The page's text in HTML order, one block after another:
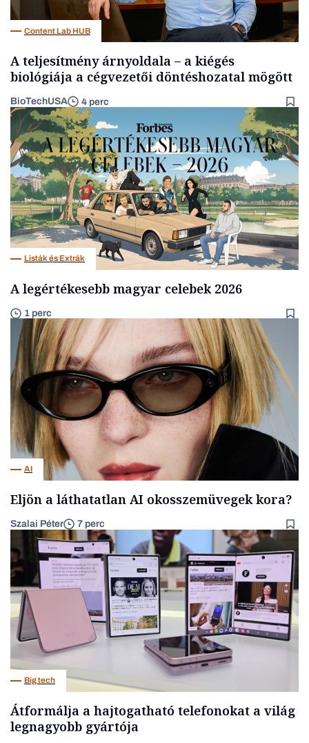
Content Lab HUB
A teljesítmény árnyoldala – a kiégés
biológiája a cégvezetői döntéshozatal mögött
BioTechUSA 4 perc
Listák és Extrák
A legértékesebb magyar celebek 2026
1 perc
AI
Eljön a láthatatlan AI okosszemüvegek kora?
Szalai Péter 7 perc
Big tech
Átformálja a hajtogatható telefonokat a világ
legnagyobb gyártója